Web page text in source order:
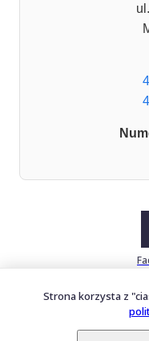
Strona korzysta z